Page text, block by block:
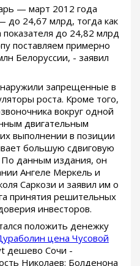
— март 2012 года
до 24,67 млрд, тогда как
до 24,82 млрд
поставляем примерно
Белоруссии, - заявил
запрещенные в
роста. Кроме того,
вокруг одной
двигательным
выполнении в позиции
большую сдвиговую
По данным издания, он
Ангеле Меркель и
Саркози и заявил им о
принятия решительных
инвесторов.
положить денежку
цена Чусовой
дешево Сочи -
Николаев: Болденона